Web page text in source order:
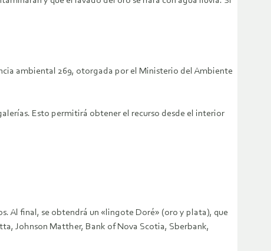
ambiental 269, otorgada por el Ministerio del Ambiente
Esto permitirá obtener el recurso desde el interior
Al final, se obtendrá un «lingote Doré» (oro y plata), que
Johnson Matther, Bank of Nova Scotia, Sberbank,